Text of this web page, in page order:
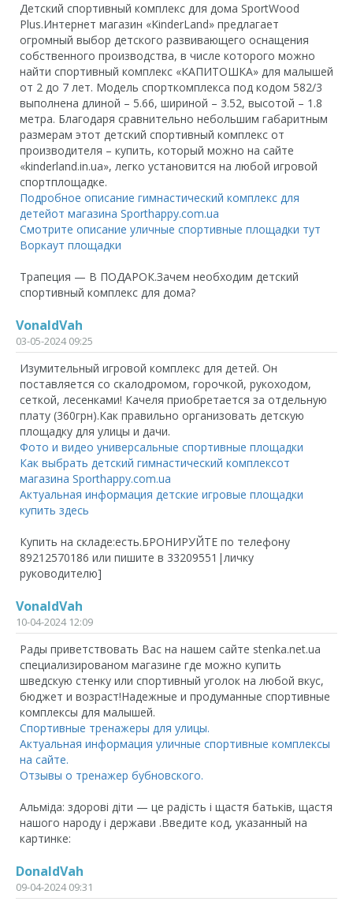
Детский спортивный комплекс для дома SportWood
Plus.Интернет магазин «KinderLand» предлагает
огромный выбор детского развивающего оснащения
собственного производства, в числе которого можно
найти спортивный комплекс «КАПИТОШКА» для малышей
от 2 до 7 лет. Модель спорткомплекса под кодом 582/3
выполнена длиной – 5.66, шириной – 3.52, высотой – 1.8
метра. Благодаря сравнительно небольшим габаритным
размерам этот детский спортивный комплекс от
производителя – купить, который можно на сайте
«kinderland.in.ua», легко установится на любой игровой
спортплощадке.
Подробное описание гимнастический комплекс для
детейот магазина Sporthappy.com.ua
Смотрите описание уличные спортивные площадки тут
Воркаут площадки
Трапеция — В ПОДАРОК.Зачем необходим детский
спортивный комплекс для дома?
VonaldVah
03-05-2024 09:25
Изумительный игровой комплекс для детей. Он
поставляется со скалодромом, горочкой, рукоходом,
сеткой, лесенками! Качеля приобретается за отдельную
плату (360грн).Как правильно организовать детскую
площадку для улицы и дачи.
Фото и видео универсальные спортивные площадки
Как выбрать детский гимнастический комплексот
магазина Sporthappy.com.ua
Актуальная информация детские игровые площадки
купить здесь
Купить на складе:есть.БРОНИРУЙТЕ по телефону
89212570186 или пишите в 33209551|личку
руководителю]
VonaldVah
10-04-2024 12:09
Рады приветствовать Вас на нашем сайте stenka.net.ua
специализированом магазине где можно купить
шведскую стенку или спортивный уголок на любой вкус,
бюджет и возраст!Надежные и продуманные спортивные
комплексы для малышей.
Спортивные тренажеры для улицы.
Актуальная информация уличные спортивные комплексы
на сайте.
Отзывы о тренажер бубновского.
Альміда: здорові діти — це радість і щастя батьків, щастя
нашого народу і держави .Введите код, указанный на
картинке:
DonaldVah
09-04-2024 09:31